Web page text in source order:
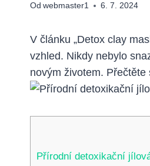
Od webmaster1 6. 7. 2024
V článku „Detox clay
vzhled. Nikdy nebylo
novým životem.
Přírodní detoxikační